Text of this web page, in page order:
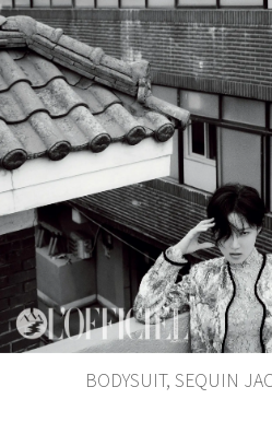
BODYSUIT, SEQUIN